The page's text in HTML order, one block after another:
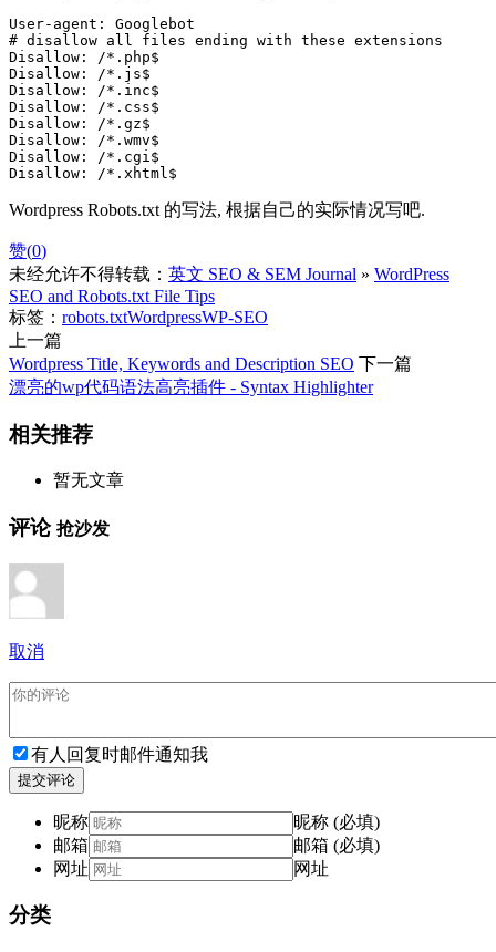
User-agent: Googlebot
# disallow all files ending with these extensions
Disallow: /*.php$
Disallow: /*.js$
Disallow: /*.inc$
Disallow: /*.css$
Disallow: /*.gz$
Disallow: /*.wmv$
Disallow: /*.cgi$
Disallow: /*.xhtml$
Wordpress Robots.txt 的写法, 根据自己的实际情况写吧.
赞(0)
未经允许不得转载： 英文 SEO & SEM Journal » WordPress
SEO and Robots.txt File Tips
标签： robots.txtWordpressWP-SEO
上一篇
Wordpress Title, Keywords and Description SEO 下一篇
漂亮的wp代码语法高亮插件 - Syntax Highlighter
相关推荐
暂无文章
评论 抢沙发
取消
有人回复时邮件通知我
提交评论
昵称
昵称 (必填)
邮箱
邮箱 (必填)
网址
网址
分类